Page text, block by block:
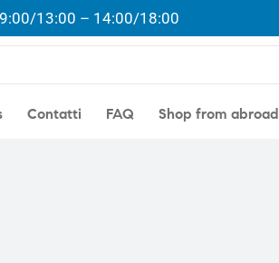
9:00/13:00 – 14:00/18:00
Contatti FAQ Shop from abroad